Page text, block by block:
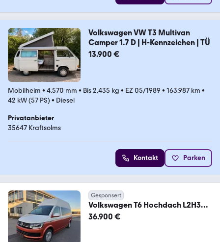
Volkswagen VW T3 Multivan
Camper 1.7 D | H-Kennzeichen | TÜ
13.900 €
Mobilheim • 4.570 mm • Bis 2.435 kg • EZ 05/1989 • 163.987 km •
42 kW (57 PS) • Diesel
Privatanbieter
35647 Kraftsolms
Kontakt Parken
Gesponsert
Volkswagen T6 Hochdach L2H3
Camper 4-Sitze ZR-neu
36.900 €